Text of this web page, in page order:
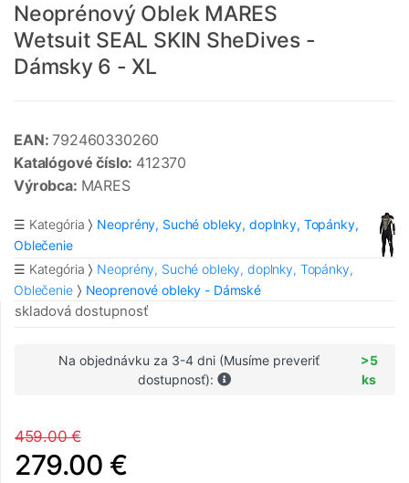
Neoprénový Oblek MARES
Wetsuit SEAL SKIN SheDives -
Dámsky 6 - XL
EAN: 792460330260
Katalógové číslo: 412370
Výrobca: MARES
☰ Kategória
Neoprény, Suché obleky, doplnky, Topánky,
Oblečenie
☰ Kategória
Neoprény, Suché obleky, doplnky, Topánky,
Oblečenie
Neoprenové obleky - Dámské
skladová dostupnosť
Na objednávku za 3-4 dni (Musíme preveriť
dostupnosť):
>5
ks
459.00 €
279.00 €